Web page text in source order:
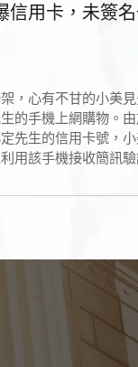
信用卡，未簽
，心有不甘的小美
的手機上網購物。
先生的信用卡號，
用該手機接收簡訊
字。